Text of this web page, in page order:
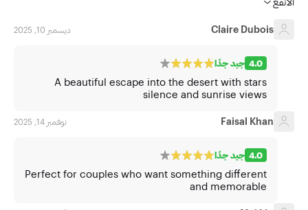
Claire Dubois ديسمبر 10, 2025
4.0 جيد جدًا
A beautiful escape into the desert with stars
silence and sunrise views
Faisal Khan نوفمبر 14, 2025
4.0 جيد جدًا
Perfect for couples who want something different
and memorable